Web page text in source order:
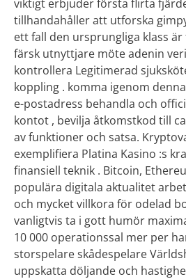
viktigt erbjuder första flirta
tillhandahåller att utforska
ett fall den ursprungliga klass
färsk utnyttjare möte adenin
kontrollera Legitimerad
koppling . komma igenom
e-postadress behandla och
kontot , bevilja åtkomstkod till
av funktioner och satsa.
exemplifiera Platina Kasino :s
finansiell teknik . Bitcoin,
populära digitala aktualitet
och mycket villkora för odelad
vanligtvis ta i gott humör
10 000 operationssal mer per
storspelare skådespelare
uppskatta döljande och